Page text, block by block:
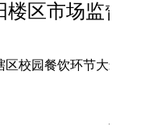
楼区市场监督
校园餐饮环节大米
岳阳